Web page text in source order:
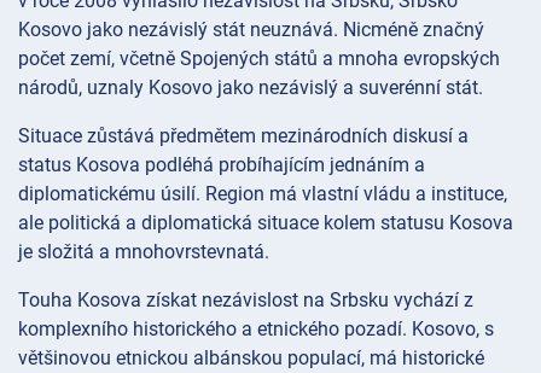
Kosovo jako nezávislý stát neuznává. Nicméně značný
počet zemí, včetně Spojených států a mnoha evropských
národů, uznaly Kosovo jako nezávislý a suverénní stát.
Situace zůstává předmětem mezinárodních diskusí a
status Kosova podléhá probíhajícím jednáním a
diplomatickému úsilí. Region má vlastní vládu a instituce,
ale politická a diplomatická situace kolem statusu Kosova
je složitá a mnohovrstevnatá.
Touha Kosova získat nezávislost na Srbsku vychází z
komplexního historického a etnického pozadí. Kosovo, s
většinovou etnickou albánskou populací, má historické